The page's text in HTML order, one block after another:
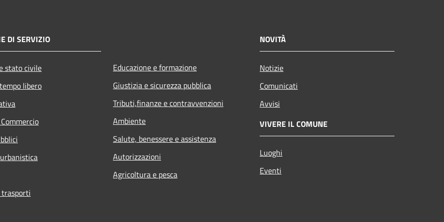
DI SERVIZIO
stato civile
libero
Educazione e formazione
Giustizia e sicurezza pubblica
Tributi,finanze e contravvenzioni
Ambiente
Salute, benessere e assistenza
Autorizzazioni
Agricoltura e pesca
NOVITÀ
Notizie
Comunicati
Avvisi
VIVERE IL COMUNE
Luoghi
Eventi